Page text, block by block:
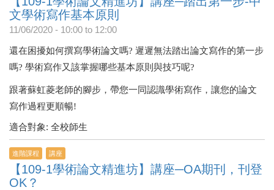
文學術寫作基本原則
11/06/2020 - 10:00 to 12:00
還在困擾如何撰寫學術論文嗎? 遲遲無法踏出論文寫作的第一步
嗎? 學術寫作又該掌握哪些基本原則與技巧呢?
跟著蘇虹菱老師的腳步，帶您一同認識學術寫作，讓您的論文
寫作過程更順暢!
適合對象: 全校師生
進階課程 講座
【109-1學術論文精進坊】講座─OA期刊，刊登
OK？